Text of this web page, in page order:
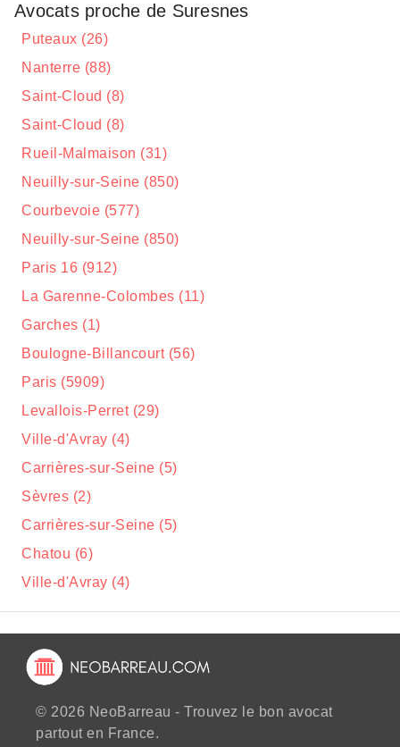
Avocats proche de Suresnes
Puteaux (26)
Nanterre (88)
Saint-Cloud (8)
Saint-Cloud (8)
Rueil-Malmaison (31)
Neuilly-sur-Seine (850)
Courbevoie (577)
Neuilly-sur-Seine (850)
Paris 16 (912)
La Garenne-Colombes (11)
Garches (1)
Boulogne-Billancourt (56)
Paris (5909)
Levallois-Perret (29)
Ville-d'Avray (4)
Carrières-sur-Seine (5)
Sèvres (2)
Carrières-sur-Seine (5)
Chatou (6)
Ville-d'Avray (4)
© 2026 NeoBarreau - Trouvez le bon avocat
partout en France.